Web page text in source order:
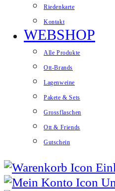
Riedenkarte
Kontakt
WEBSHOP
Alle Produkte
Ott-Brands
Lagenweine
Pakete & Sets
Grossflaschen
Ott & Friends
Gutschein